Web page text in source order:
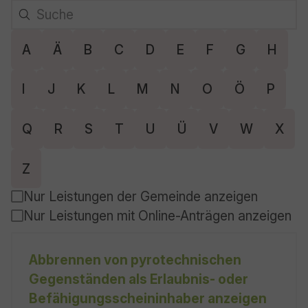
A Ä B C D E F G H
I J K L M N O Ö P
Q R S T U Ü V W X
Z
Nur Leistungen der Gemeinde anzeigen
Nur Leistungen mit Online-Anträgen anzeigen
Abbrennen von pyrotechnischen
Gegenständen als Erlaubnis- oder
Befähigungsscheininhaber anzeigen